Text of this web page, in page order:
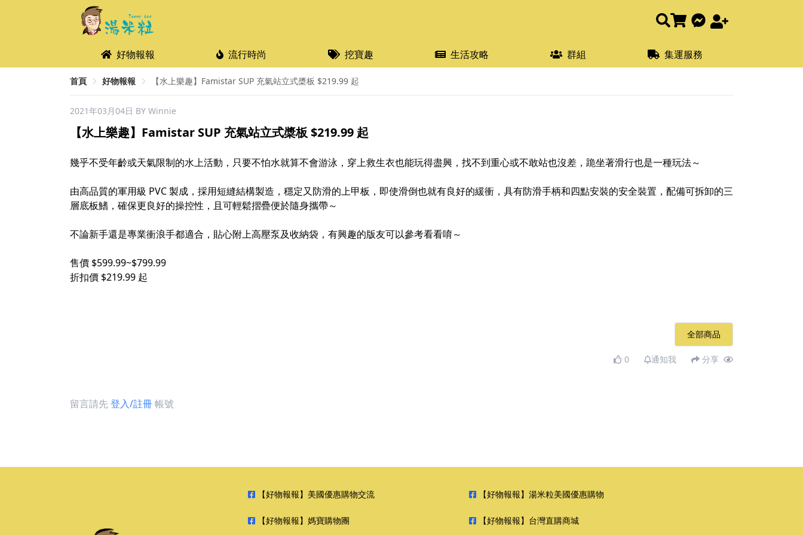
好物報報 流行時尚 挖寶趣 生活攻略 群組 集運服務
首頁 好物報報 【水上樂趣】Famistar SUP 充氣站立式槳板 $219.99 起
2021年03月04日 BY Winnie
【水上樂趣】Famistar SUP 充氣站立式槳板 $219.99 起
幾乎不受年齡或天氣限制的水上活動，只要不怕水就算不會游泳，穿上救生衣也能玩得盡興，找不到重心或不敢站也沒差，跪坐著滑行也是一種玩法～
由高品質的軍用級 PVC 製成，採用短縫結構製造，穩定又防滑的上甲板，即使滑倒也就有良好的緩衝，具有防滑手柄和四點安裝的安全裝置，配備可拆卸的三
層底板鰭，確保更良好的操控性，且可輕鬆摺疊便於隨身攜帶～
不論新手還是專業衝浪手都適合，貼心附上高壓泵及收納袋，有興趣的版友可以參考看看唷～
售價 $599.99~$799.99
折扣價 $219.99 起
全部商品
0 通知我 分享
留言請先登入/註冊帳號
【好物報報】美國優惠購物交流 【好物報報】湯米粒美國優惠購物
【好物報報】媽寶購物團 【好物報報】台灣直購商城